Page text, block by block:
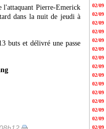
l'attaquant Pierre-Emerick
dans la nuit de jeudi à
buts et délivré une passe
02/09
02/09
02/09
02/09
02/09
02/09
02/09
02/09
02/09
02/09
02/09
02/09
02/09
02/09
02/09